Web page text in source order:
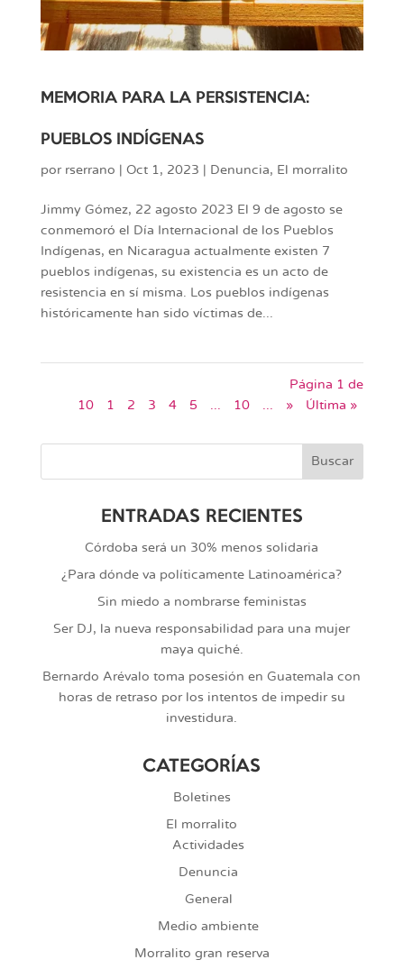
MEMORIA PARA LA PERSISTENCIA:
PUEBLOS INDÍGENAS
por rserrano Oct 1, 2023 Denuncia, El morralito
Jimmy Gómez, 22 agosto 2023 El 9 de agosto se
conmemoró el Día Internacional de los Pueblos
Indígenas, en Nicaragua actualmente existen 7
pueblos indígenas, su existencia es un acto de
resistencia en sí misma. Los pueblos indígenas
históricamente han sido víctimas de...
Página 1 de
10
1 2 3 4 5 10 » Última »
ENTRADAS RECIENTES
Córdoba será un 30% menos solidaria
¿Para dónde va políticamente Latinoamérica?
Sin miedo a nombrarse feministas
Ser DJ, la nueva responsabilidad para una mujer
maya quiché.
Bernardo Arévalo toma posesión en Guatemala con
horas de retraso por los intentos de impedir su
investidura.
CATEGORÍAS
Boletines
El morralito
Actividades
Denuncia
General
Medio ambiente
Morralito gran reserva